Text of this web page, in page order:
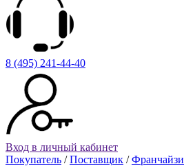
8 (495) 241-44-40
Вход в личный кабинет
Покупатель /Поставщик /Франчайзи